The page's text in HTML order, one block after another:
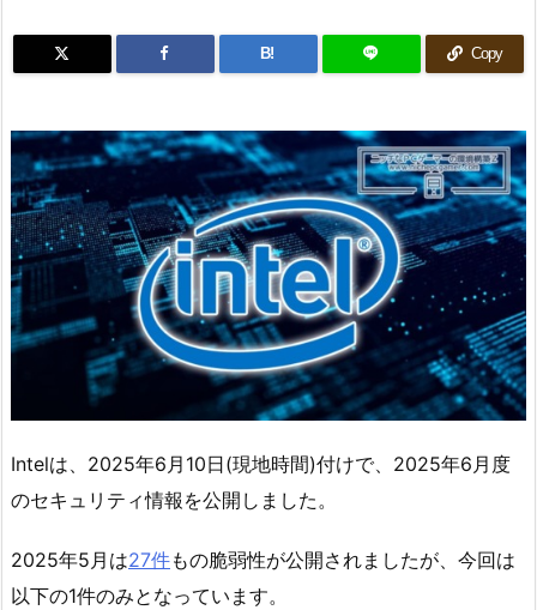
B! Copy
Intelは、2025年6月10日(現地時間)付けで、2025年6月度
のセキュリティ情報を公開しました。
2025年5月は27件もの脆弱性が公開されましたが、今回は
以下の1件のみとなっています。